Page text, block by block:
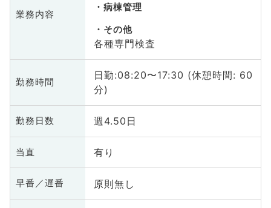
業務内容
病棟管理
その他
各種専門検査
勤務時間
日勤:08:20〜17:30 (休憩時間: 60
分)
勤務日数 週4.50日
当直 有り
早番／遅番 原則無し